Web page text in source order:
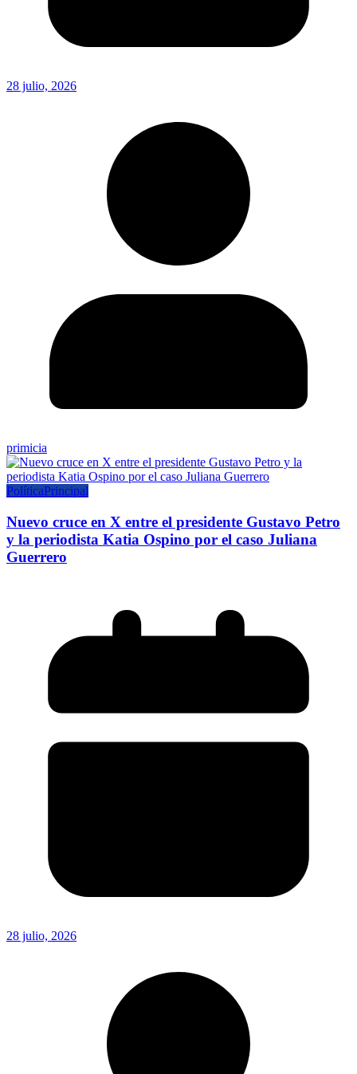
28 julio, 2026
primicia
PolíticaPrincipal
Nuevo cruce en X entre el presidente Gustavo Petro
y la periodista Katia Ospino por el caso Juliana
Guerrero
28 julio, 2026